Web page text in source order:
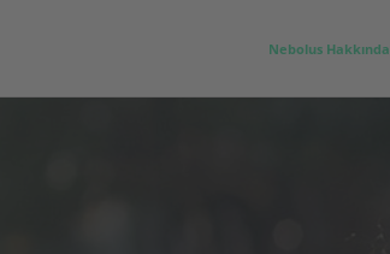
Nebolus Hakkında